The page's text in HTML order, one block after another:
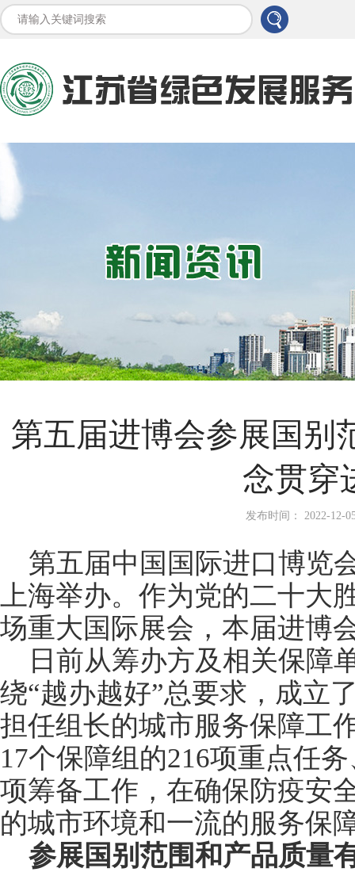
第五届进博会参展国别
念贯穿
发布时间： 2022-12-
第五届中国国际进口博览
上海举办。作为党的二十大
场重大国际展会，本届进博
日前从筹办方及相关保障
绕“越办越好”总要求，成立
担任组长的城市服务保障工
17个保障组的216项重点任
项筹备工作，在确保防疫安
的城市环境和一流的服务保
参展国别范围和产品质量